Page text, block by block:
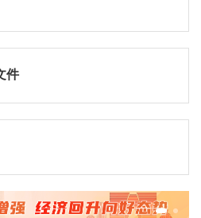
件